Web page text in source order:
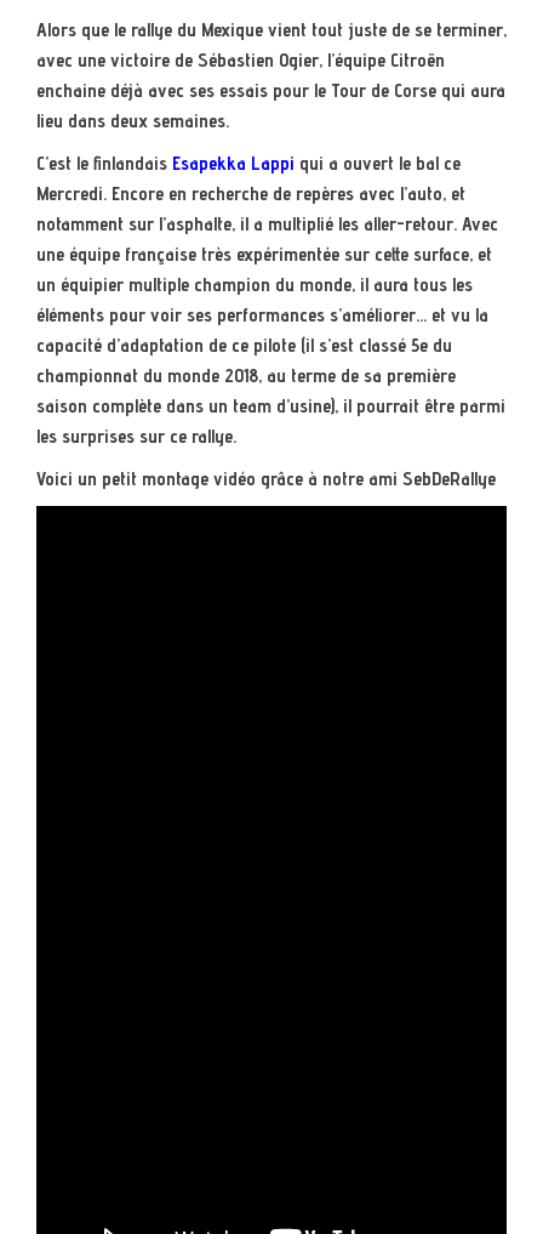
Alors que le rallye du Mexique vient tout juste de se terminer,
avec une victoire de Sébastien Ogier, l’équipe Citroën
enchaine déjà avec ses essais pour le Tour de Corse qui aura
lieu dans deux semaines.
C’est le finlandais Esapekka Lappi qui a ouvert le bal ce
Mercredi. Encore en recherche de repères avec l’auto, et
notamment sur l’asphalte, il a multiplié les aller-retour. Avec
une équipe française très expérimentée sur cette surface, et
un équipier multiple champion du monde, il aura tous les
éléments pour voir ses performances s’améliorer… et vu la
capacité d’adaptation de ce pilote (il s’est classé 5e du
championnat du monde 2018, au terme de sa première
saison complète dans un team d’usine), il pourrait être parmi
les surprises sur ce rallye.
Voici un petit montage vidéo grâce à notre ami SebDeRallye